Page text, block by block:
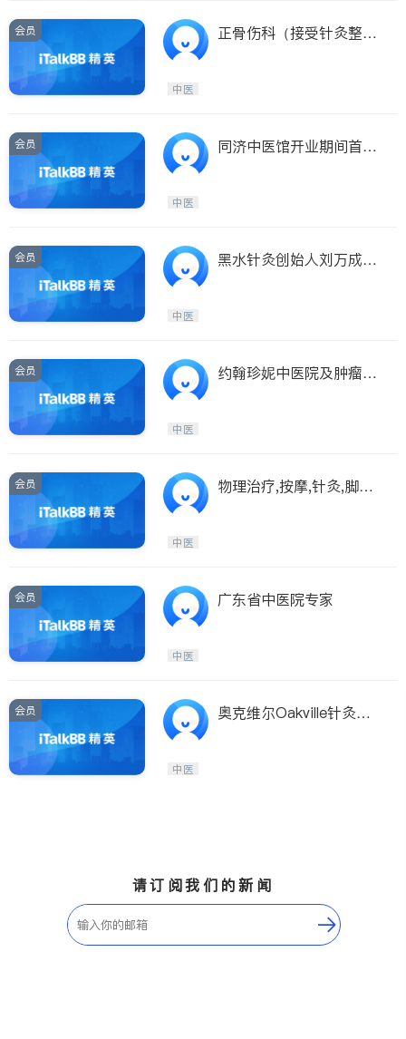
会员
正骨伤科（接受针灸整骨
中医
会员
同济中医馆开业期间首次
中医
会员
黑水针灸创始人刘万成博
中医
会员
约翰珍妮中医院及肿瘤中
中医
会员
物理治疗,按摩,针灸,脚科
中医
会员 广东省中医院专家
中医
会员
奥克维尔Oakville针灸中
中医
请订阅我们的新闻